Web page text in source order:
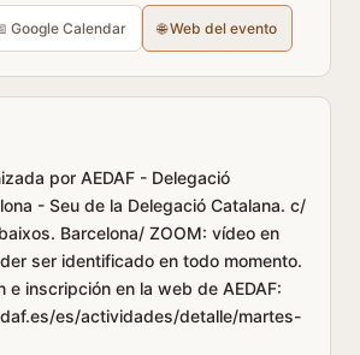
Google Calendar 🌐 Web del evento
por AEDAF - Delegació
- Seu de la Delegació Catalana. c/
Barcelona/ ZOOM: vídeo en
ser identificado en todo momento.
e inscripción en la web de AEDAF:
es/actividades/detalle/martes-